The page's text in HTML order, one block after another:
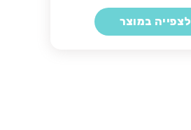
לצפייה במוצר